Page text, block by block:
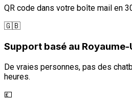
QR code dans votre boîte mail en
🇬🇧
Support basé au Royaume-
De vraies personnes, pas des
heures.
💷